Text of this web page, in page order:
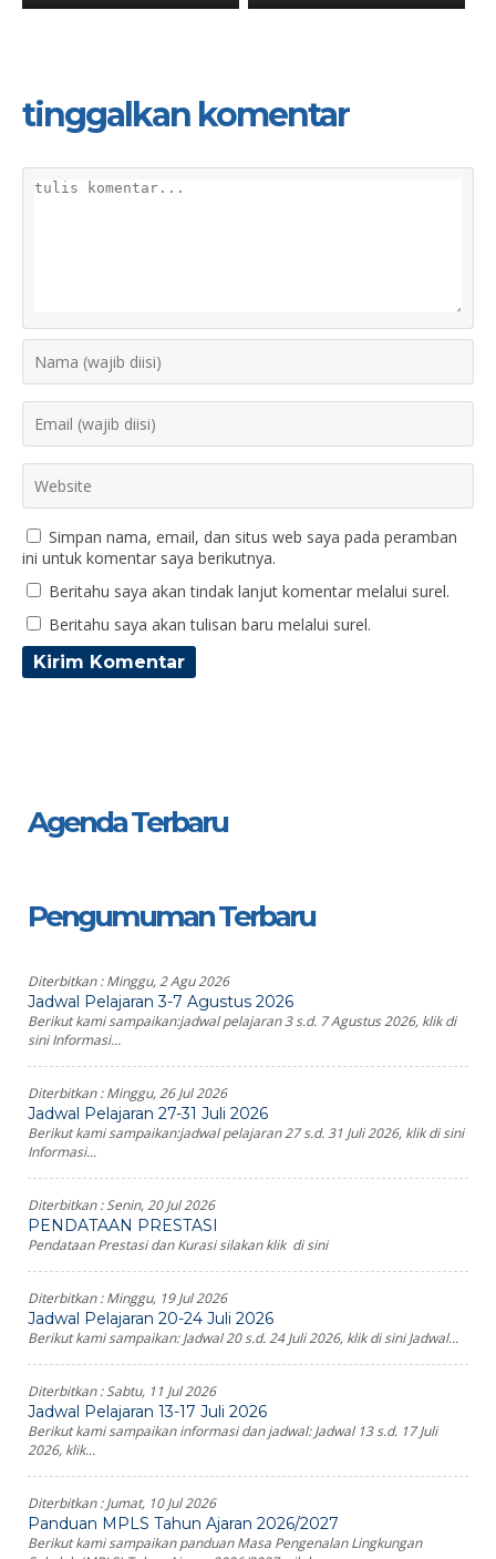
tinggalkan komentar
Simpan nama, email, dan situs web saya pada peramban
ini untuk komentar saya berikutnya.
Beritahu saya akan tindak lanjut komentar melalui surel.
Beritahu saya akan tulisan baru melalui surel.
Agenda Terbaru
Pengumuman Terbaru
Diterbitkan :Minggu, 2 Agu 2026
Jadwal Pelajaran 3-7 Agustus 2026
Berikut kami sampaikan:jadwal pelajaran 3 s.d. 7 Agustus 2026, klik di
sini Informasi...
Diterbitkan :Minggu, 26 Jul 2026
Jadwal Pelajaran 27-31 Juli 2026
Berikut kami sampaikan:jadwal pelajaran 27 s.d. 31 Juli 2026, klik di sini
Informasi...
Diterbitkan :Senin, 20 Jul 2026
PENDATAAN PRESTASI
Pendataan Prestasi dan Kurasi silakan klik di sini
Diterbitkan :Minggu, 19 Jul 2026
Jadwal Pelajaran 20-24 Juli 2026
Berikut kami sampaikan: Jadwal 20 s.d. 24 Juli 2026, klik di sini Jadwal...
Diterbitkan :Sabtu, 11 Jul 2026
Jadwal Pelajaran 13-17 Juli 2026
Berikut kami sampaikan informasi dan jadwal: Jadwal 13 s.d. 17 Juli
2026, klik...
Diterbitkan :Jumat, 10 Jul 2026
Panduan MPLS Tahun Ajaran 2026/2027
Berikut kami sampaikan panduan Masa Pengenalan Lingkungan